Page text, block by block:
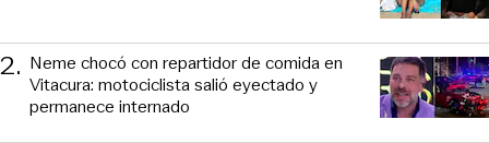
2. Neme chocó con repartidor de comida en
Vitacura: motociclista salió eyectado y
permanece internado